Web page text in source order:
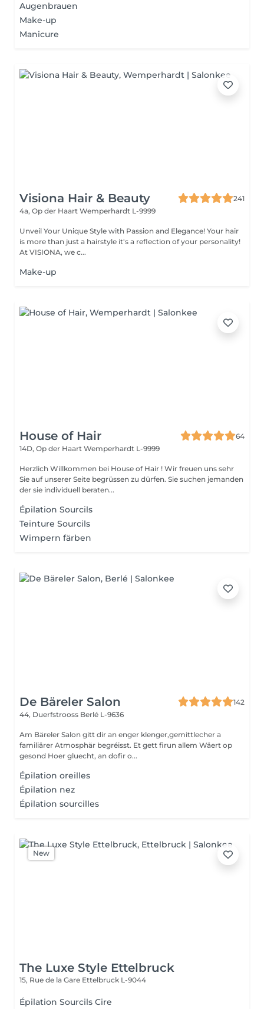
Augenbrauen
Make-up
Manicure
Visiona Hair & Beauty
241
4a, Op der Haart Wemperhardt L-9999
Unveil Your Unique Style with Passion and Elegance! Your hair
is more than just a hairstyle it's a reflection of your personality!
At VISIONA, we c...
Make-up
House of Hair
64
14D, Op der Haart Wemperhardt L-9999
Herzlich Willkommen bei House of Hair ! Wir freuen uns sehr
Sie auf unserer Seite begrüssen zu dürfen. Sie suchen jemanden
der sie individuell beraten...
Épilation Sourcils
Teinture Sourcils
Wimpern färben
De Bäreler Salon
142
44, Duerfstrooss Berlé L-9636
Am Bäreler Salon gitt dir an enger klenger,gemittlecher a
familiärer Atmosphär begréisst. Et gett firun allem Wäert op
gesond Hoer gluecht, an dofir o...
Épilation oreilles
Épilation nez
Épilation sourcilles
New
The Luxe Style Ettelbruck
15, Rue de la Gare Ettelbruck L-9044
Épilation Sourcils Cire